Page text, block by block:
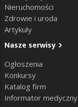
Nieruchomości
Zdrowie i uroda
Artykuły
Nasze serwisy
Ogłoszenia
Konkursy
Katalog firm
Informator medyczny